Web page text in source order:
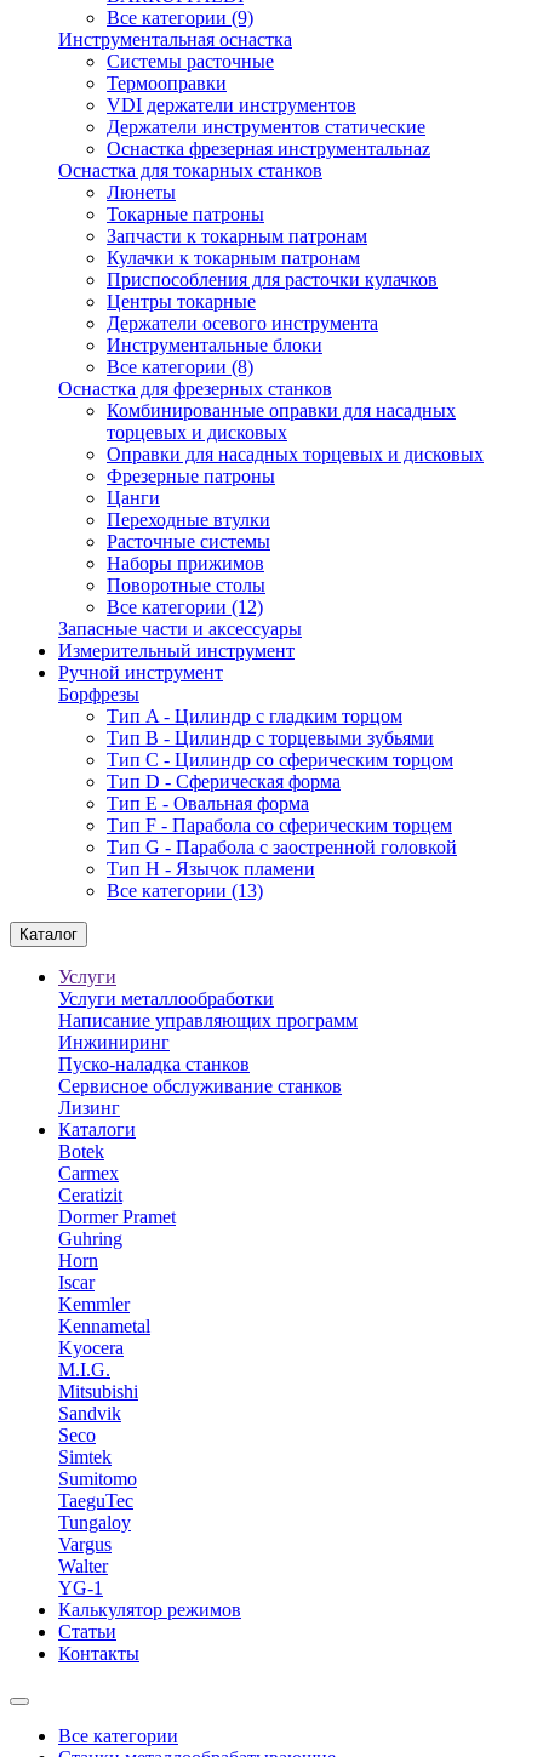
Все категории (9)
Инструментальная оснастка
Системы расточные
Термооправки
VDI держатели инструментов
Держатели инструментов статические
Оснастка фрезерная инструментальнаz
Оснастка для токарных станков
Люнеты
Токарные патроны
Запчасти к токарным патронам
Кулачки к токарным патронам
Приспособления для расточки кулачков
Центры токарные
Держатели осевого инструмента
Инструментальные блоки
Все категории (8)
Оснастка для фрезерных станков
Комбинированные оправки для насадных
торцевых и дисковых
Оправки для насадных торцевых и дисковых
Фрезерные патроны
Цанги
Переходные втулки
Расточные системы
Наборы прижимов
Поворотные столы
Все категории (12)
Запасные части и аксессуары
Измерительный инструмент
Ручной инструмент
Борфрезы
Тип A - Цилиндр с гладким торцом
Тип В - Цилиндр с торцевыми зубьями
Тип С - Цилиндр со сферическим торцом
Тип D - Сферическая форма
Тип Е - Овальная форма
Тип F - Парабола со сферическим торцем
Тип G - Парабола с заостренной головкой
Тип H - Язычок пламени
Все категории (13)
Каталог
Услуги
Услуги металлообработки
Написание управляющих программ
Инжиниринг
Пуско-наладка станков
Сервисное обслуживание станков
Лизинг
Каталоги
Botek
Carmex
Ceratizit
Dormer Pramet
Guhring
Horn
Iscar
Kemmler
Kennametal
Kyocera
M.I.G.
Mitsubishi
Sandvik
Seco
Simtek
Sumitomo
TaeguTec
Tungaloy
Vargus
Walter
YG-1
Калькулятор режимов
Статьи
Контакты
Все категории